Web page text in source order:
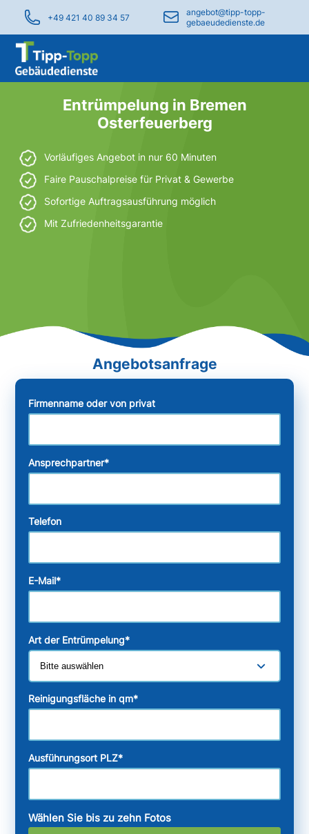
+49 421 40 89 34 57
angebot@tipp-topp-
gebaeudedienste.de
Entrümpelung in Bremen
Osterfeuerberg
Vorläufiges Angebot in nur 60 Minuten
Faire Pauschalpreise für Privat & Gewerbe
Sofortige Auftragsausführung möglich
Mit Zufriedenheitsgarantie
Firmenname oder von privat
Ansprechpartner*
Telefon
E-Mail*
Art der Entrümpelung*
Reinigungsfläche in qm*
Ausführungsort PLZ*
Wählen Sie bis zu zehn Fotos